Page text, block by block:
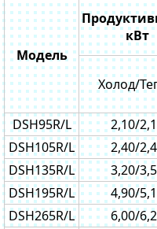
Модель
кВт
Холод/
DSH95R/L
2,10/
DSH105R/L
2,40/
DSH135R/L
3,20/
DSH195R/L
4,90/
DSH265R/L
6,00/